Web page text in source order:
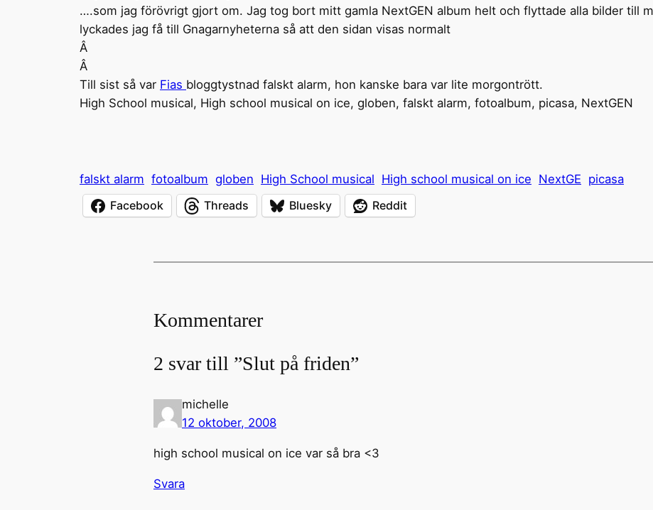
….som jag förövrigt gjort om. Jag tog bort mitt gamla NextGEN album helt och flyttade alla bilder till
lyckades jag få till Gnagarnyheterna så att den sidan visas normalt
Â
Â
Till sist så var Fias bloggtystnad falskt alarm, hon kanske bara var lite morgontrött.
High School musical, High school musical on ice, globen, falskt alarm, fotoalbum, picasa, NextGEN
falskt alarm fotoalbum globen High School musical High school musical on ice NextGE picasa
Facebook
Threads Bluesky Reddit
Kommentarer
2 svar till ”Slut på friden”
michelle
12 oktober, 2008
high school musical on ice var så bra <3
Svara